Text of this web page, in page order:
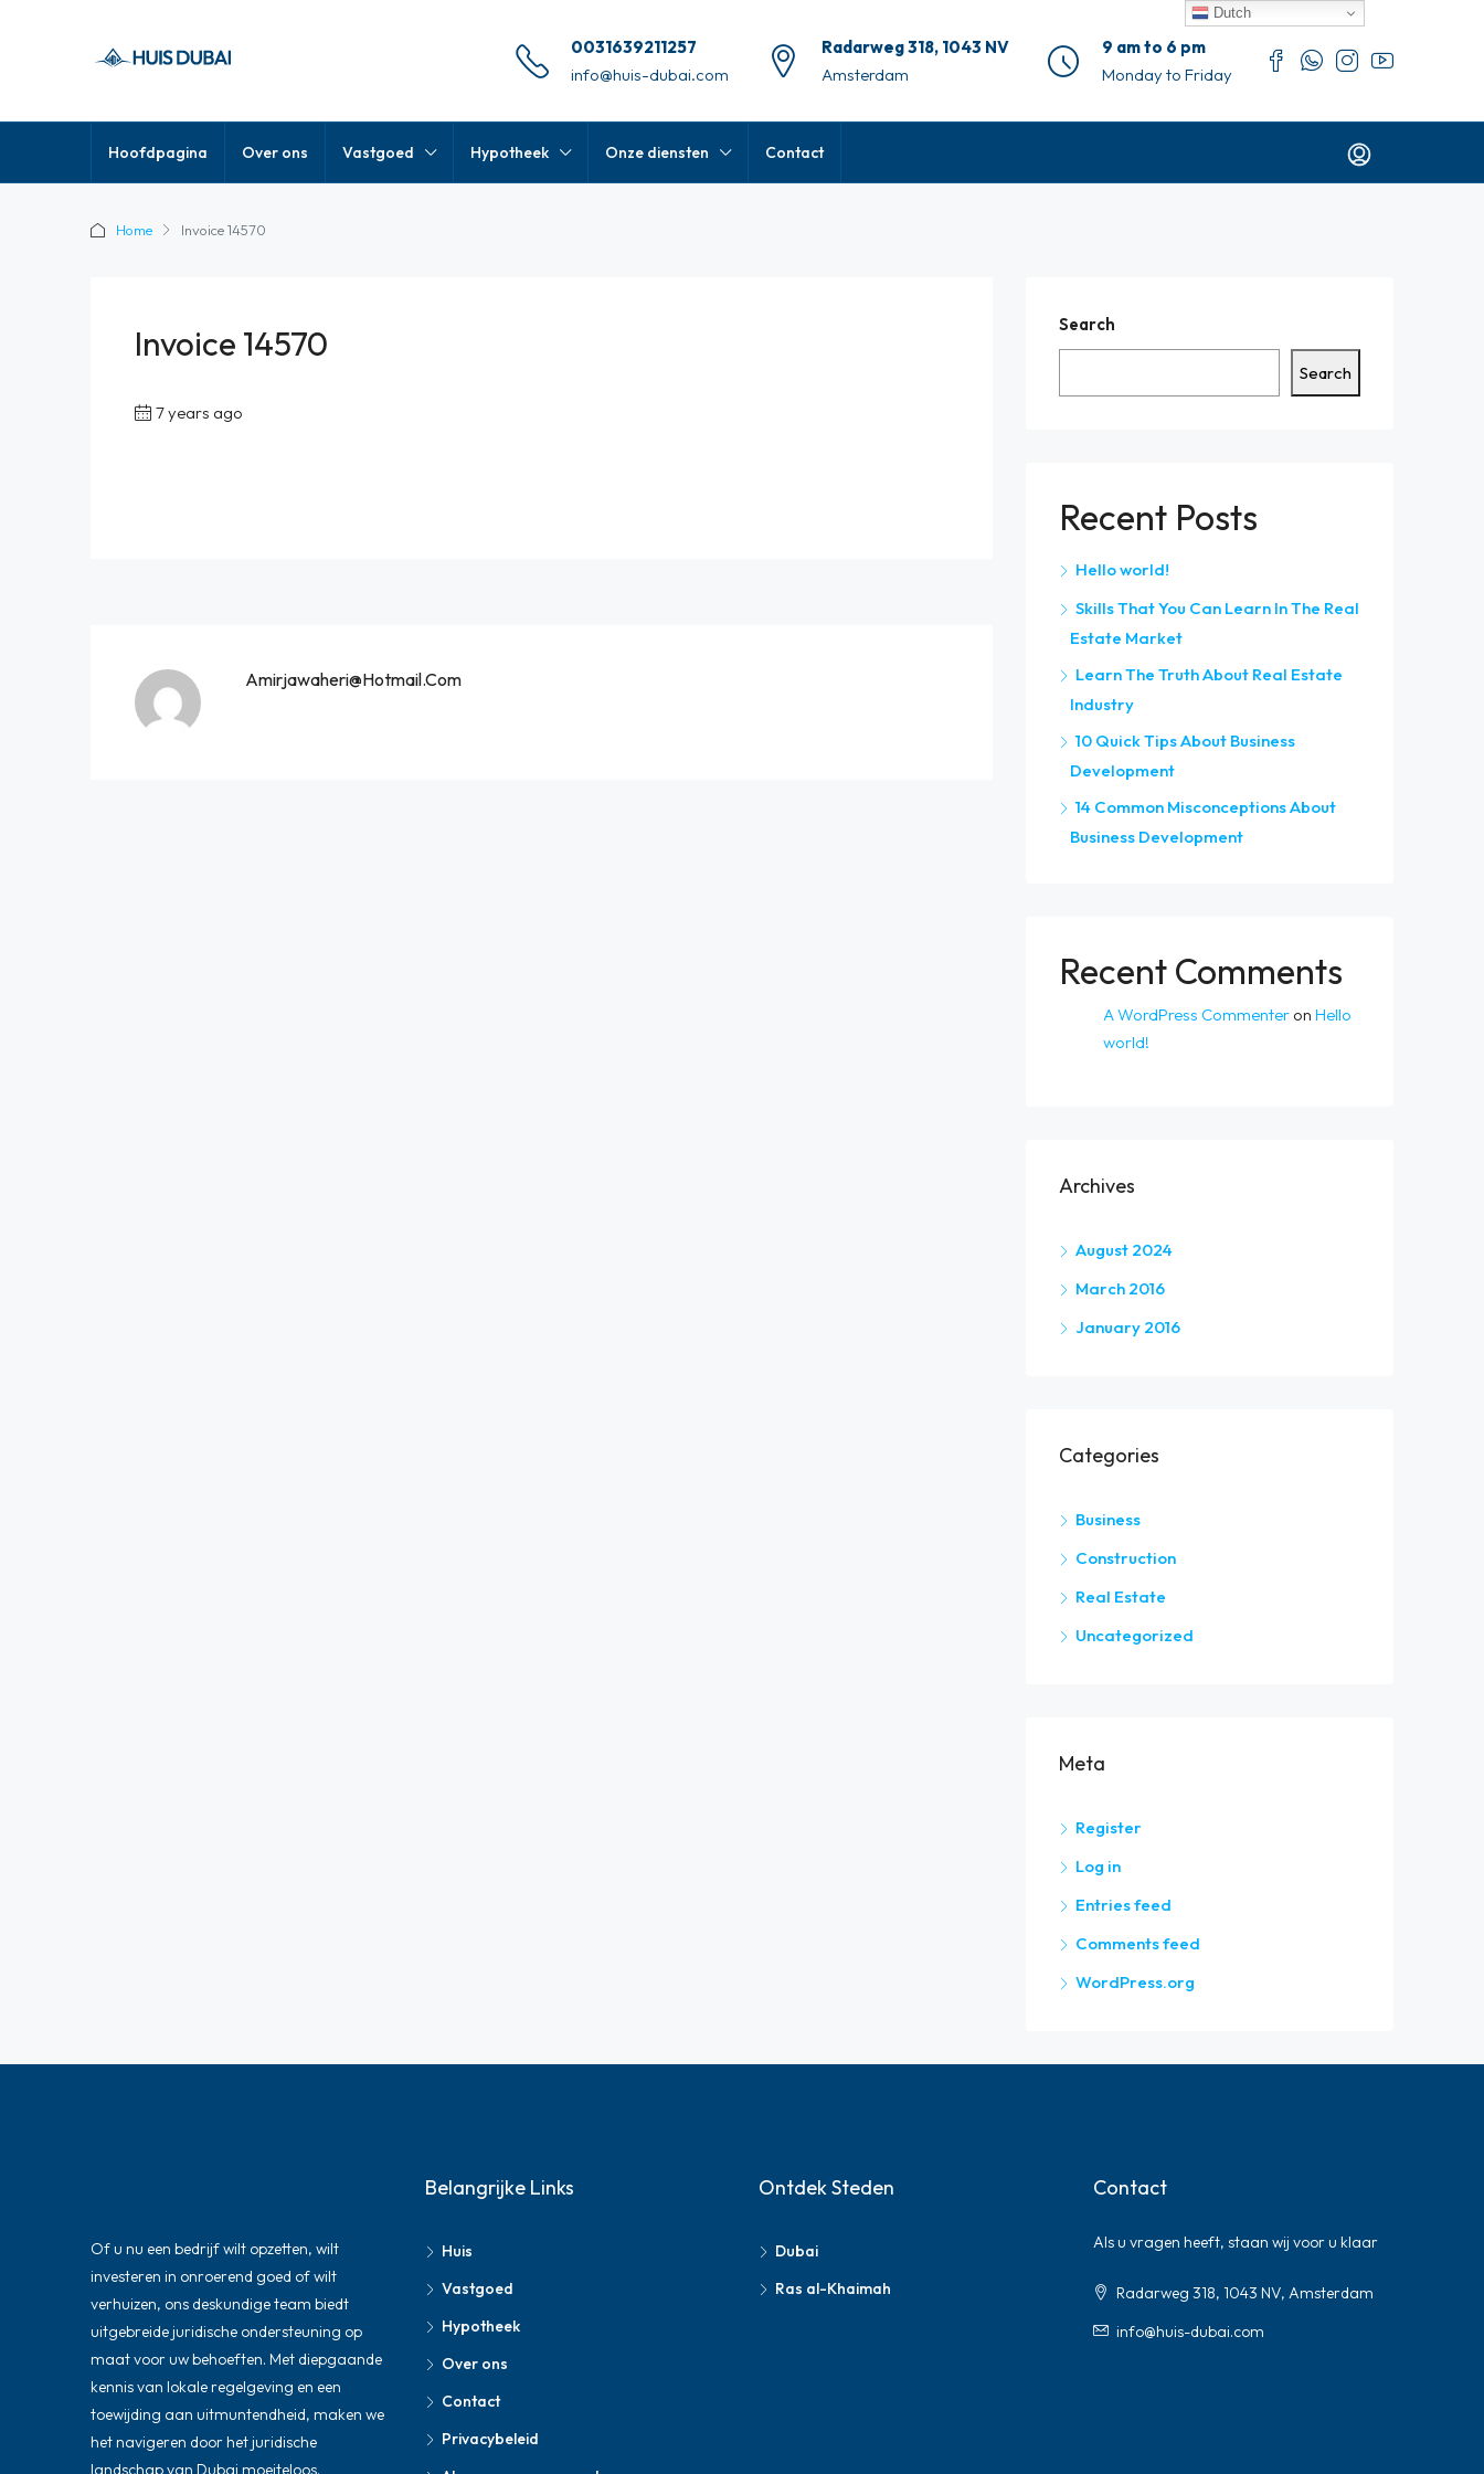
0031639211257
info@huis-dubai.com
Radarweg 318, 1043 NV
Amsterdam
9 am to 6 pm
Monday to Friday
Hoofdpagina Over ons Vastgoed Hypotheek Onze diensten Contact
Home Invoice 14570
Invoice 14570
7 years ago
Amirjawaheri@hotmail.com
Search
Search
Recent Posts
Hello world!
Skills That You Can Learn In The Real
Estate Market
Learn The Truth About Real Estate
Industry
10 Quick Tips About Business
Development
14 Common Misconceptions About
Business Development
Recent Comments
A WordPress Commenter on Hello
world!
Archives
August 2024
March 2016
January 2016
Categories
Business
Construction
Real Estate
Uncategorized
Meta
Register
Log in
Entries feed
Comments feed
WordPress.org
Of u nu een bedrijf wilt opzetten, wilt
investeren in onroerend goed of wilt
verhuizen, ons deskundige team biedt
uitgebreide juridische ondersteuning op
maat voor uw behoeften. Met diepgaande
kennis van lokale regelgeving en een
toewijding aan uitmuntendheid, maken we
het navigeren door het juridische
landschap van Dubai moeiteloos.
Belangrijke Links
Huis
Vastgoed
Hypotheek
Over ons
Contact
Privacybeleid
Ontdek Steden
Dubai
Ras al-Khaimah
Contact
Als u vragen heeft, staan ​​wij voor u klaar
Radarweg 318, 1043 NV, Amsterdam
info@huis-dubai.com
Dutch